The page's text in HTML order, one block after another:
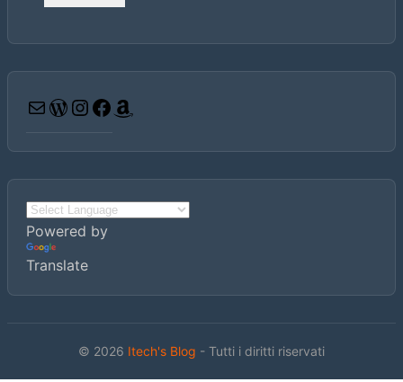
EmailWordPress
Instagram
Facebook
Powered by
Translate
© 2026 Itech's Blog - Tutti i diritti riservati